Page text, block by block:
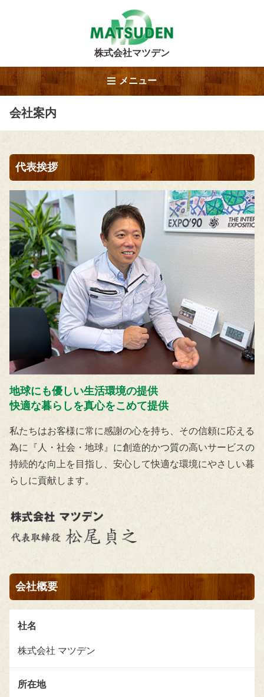
株式会社マツデン
メニュー
会社案内
代表挨拶
地球にも優しい生活環境の提供
快適な暮らしを真心をこめて提供
私たちはお客様に常に感謝の心を持ち、その信頼に応える
為に『人・社会・地球』に創造的かつ質の高いサービスの
持続的な向上を目指し、安心して快適な環境にやさしい暮
らしに貢献します。
会社概要
社名
株式会社 マツデン
所在地